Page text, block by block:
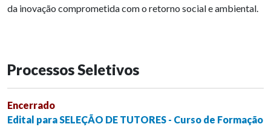
da inovação comprometida com o retorno social e ambiental.
Processos Seletivos
Encerrado
Edital para SELEÇÃO DE TUTORES - Curso de Formação